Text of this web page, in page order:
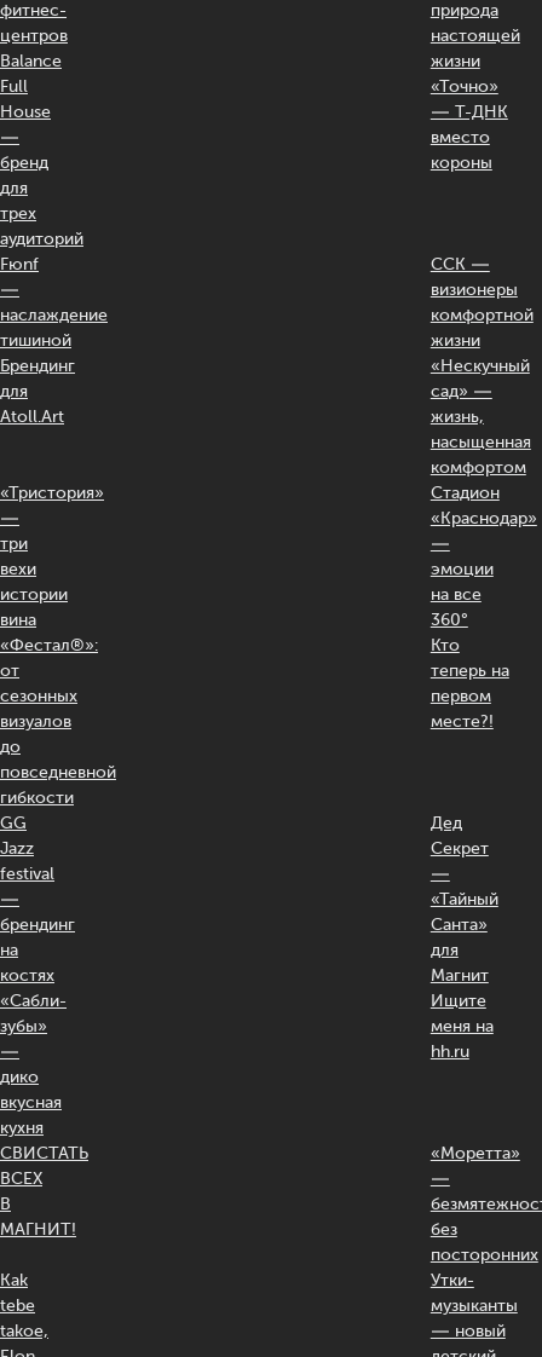
фитнес-
центров
Balance
природа
настоящей
жизни
Full
House
—
бренд
для
трех
аудиторий
«Точно»
— Т-ДНК
вместо
короны
Fюnf
—
наслаждение
тишиной
ССК —
визионеры
комфортной
жизни
Брендинг
для
Atoll.Art
«Нескучный
сад» —
жизнь,
насыщенная
комфортом
«Тристория»
—
три
вехи
истории
вина
Стадион
«Краснодар»
—
эмоции
на все
360°
«Фестал®»:
от
сезонных
визуалов
до
повседневной
гибкости
Кто
теперь на
первом
месте?!
GG
Jazz
festival
—
брендинг
на
костях
Дед
Секрет
—
«Тайный
Санта»
для
Магнит
«Сабли-
зубы»
—
дико
вкусная
кухня
Ищите
меня на
hh.ru
СВИСТАТЬ
ВСЕХ
В
МАГНИТ!
«Моретта»
—
без
посторонних
Kak
tebe
takoe,
Утки-
музыканты
— новый